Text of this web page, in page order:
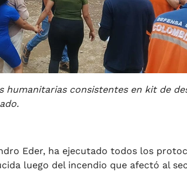
humanitarias consistentes en kit de
Eder, ha ejecutado todos los
luego del incendio que afectó al